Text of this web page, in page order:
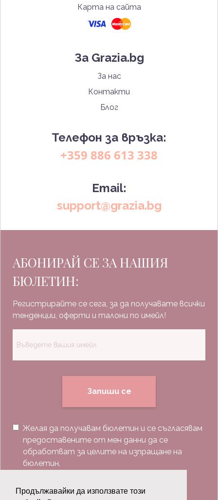
Продължавайки да използвате този
Карта на сайта
За Grazia.bg
За нас
Контакти
Блог
Телефон за връзка:
+359 886 613 338
Email:
support@grazia.bg
АБОНИРАЙ СЕ ЗА НАШИЯ
БЮЛЕТИН:
Регистрирайте се сега, за да получавате всички
тенденции, оферти и талони по имейл!
Запиши се
Желая да получавам бюлетин и се съгласявам
предоставените от мен данни да се
обработват за целите на изпращане на
бюлетин.
Последвай ни: